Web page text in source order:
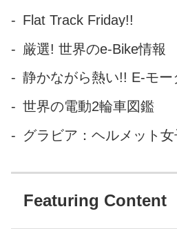
Flat Track Friday!!
厳選! 世界のe-Bike情報
静かながら熱い!! E-モー
世界の電動2輪車図鑑
グラビア：ヘルメット女
Featuring Content